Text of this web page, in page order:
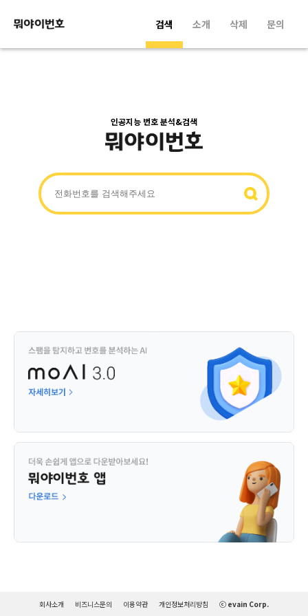
검색 소개 삭제 문의
인공지능 번호 분석&검색
회사소개 비즈니스문의 이용약관 개인정보처리방침 ⓒ evain Corp.